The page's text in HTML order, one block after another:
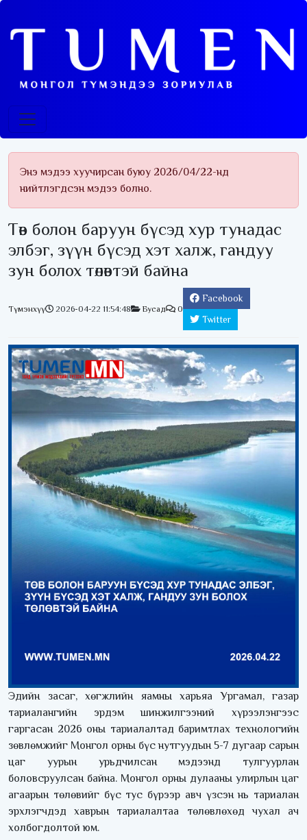
Энэ мэдээ хуучирсан буюу 2026/04/22-нд
нийтлэгдсэн мэдээ болно.
Төв болон баруун бүсэд хур тунадас
элбэг, зүүн бүсэд хэт халж, гандуу
зун болох төлөвтэй байна
Түмэнхүү 2026-04-22 11:54:48 Бусад 0
Facebook
Twitter
Эдийн засаг, хөгжлийн яамны харьяа Ургамал, газар
тариалангийн эрдэм шинжилгээний хүрээлэнгээс
гаргасан 2026 оны тариалалтад баримтлах технологийн
зөвлөмжийг Монгол орны бүс нутгуудын 5-7 дугаар сарын
цаг уурын урьдчилсан мэдээнд тулгуурлан
боловсруулсан байна. Монгол орны дулааны улирлын цаг
агаарын төлөвийг бүс тус бүрээр авч үзсэн нь тариалан
эрхлэгчдэд хаврын тариалалтаа төлөвлөхөд чухал ач
холбогдолтой юм.